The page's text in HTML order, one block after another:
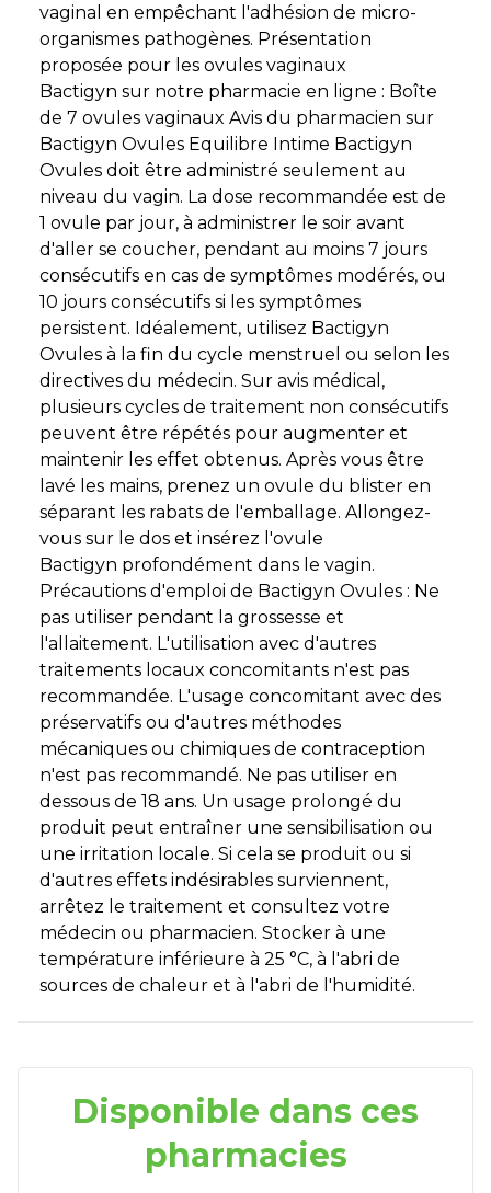
vaginal en empêchant l'adhésion de micro-
organismes pathogènes. Présentation
proposée pour les ovules vaginaux
Bactigyn sur notre pharmacie en ligne : Boîte
de 7 ovules vaginaux Avis du pharmacien sur
Bactigyn Ovules Equilibre Intime Bactigyn
Ovules doit être administré seulement au
niveau du vagin. La dose recommandée est de
1 ovule par jour, à administrer le soir avant
d'aller se coucher, pendant au moins 7 jours
consécutifs en cas de symptômes modérés, ou
10 jours consécutifs si les symptômes
persistent. Idéalement, utilisez Bactigyn
Ovules à la fin du cycle menstruel ou selon les
directives du médecin. Sur avis médical,
plusieurs cycles de traitement non consécutifs
peuvent être répétés pour augmenter et
maintenir les effet obtenus. Après vous être
lavé les mains, prenez un ovule du blister en
séparant les rabats de l'emballage. Allongez-
vous sur le dos et insérez l'ovule
Bactigyn profondément dans le vagin.
Précautions d'emploi de Bactigyn Ovules : Ne
pas utiliser pendant la grossesse et
l'allaitement. L'utilisation avec d'autres
traitements locaux concomitants n'est pas
recommandée. L'usage concomitant avec des
préservatifs ou d'autres méthodes
mécaniques ou chimiques de contraception
n'est pas recommandé. Ne pas utiliser en
dessous de 18 ans. Un usage prolongé du
produit peut entraîner une sensibilisation ou
une irritation locale. Si cela se produit ou si
d'autres effets indésirables surviennent,
arrêtez le traitement et consultez votre
médecin ou pharmacien. Stocker à une
température inférieure à 25 °C, à l'abri de
sources de chaleur et à l'abri de l'humidité.
Disponible dans ces
pharmacies